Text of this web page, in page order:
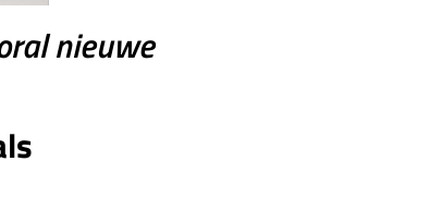
nieuwe